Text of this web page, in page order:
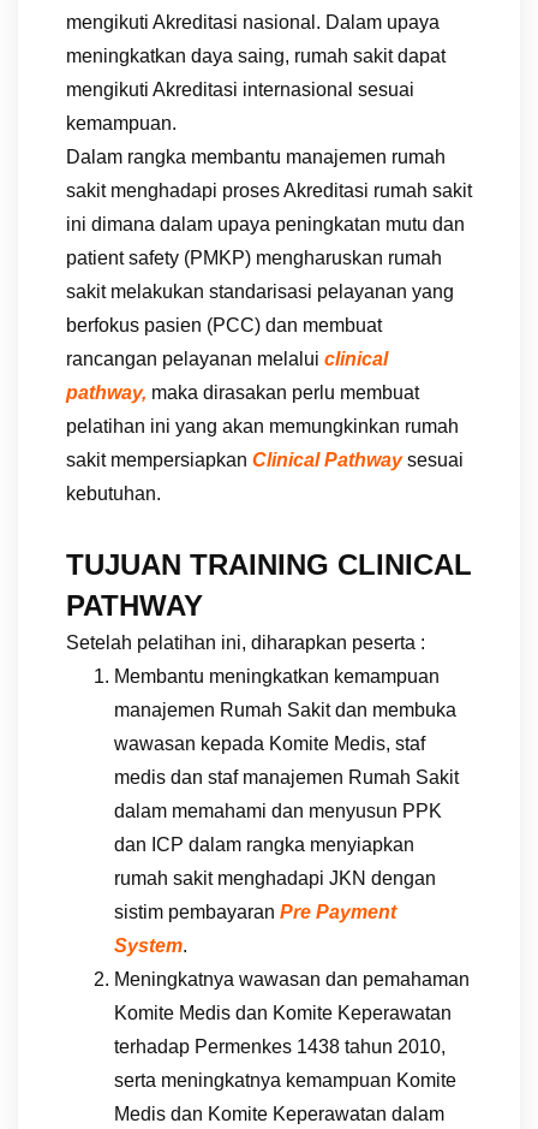
mengikuti Akreditasi nasional. Dalam upaya
meningkatkan daya saing, rumah sakit dapat
mengikuti Akreditasi internasional sesuai
kemampuan.
Dalam rangka membantu manajemen rumah
sakit menghadapi proses Akreditasi rumah sakit
ini dimana dalam upaya peningkatan mutu dan
patient safety (PMKP) mengharuskan rumah
sakit melakukan standarisasi pelayanan yang
berfokus pasien (PCC) dan membuat
rancangan pelayanan melalui clinical
pathway, maka dirasakan perlu membuat
pelatihan ini yang akan memungkinkan rumah
sakit mempersiapkan Clinical Pathwaysesuai
kebutuhan.
TUJUAN TRAINING CLINICAL
PATHWAY
Setelah pelatihan ini, diharapkan peserta :
Membantu meningkatkan kemampuan
manajemen Rumah Sakit dan membuka
wawasan kepada Komite Medis, staf
medis dan staf manajemen Rumah Sakit
dalam memahami dan menyusun PPK
dan ICP dalam rangka menyiapkan
rumah sakit menghadapi JKN dengan
sistim pembayaran Pre Payment
System.
Meningkatnya wawasan dan pemahaman
Komite Medis dan Komite Keperawatan
terhadap Permenkes 1438 tahun 2010,
serta meningkatnya kemampuan Komite
Medis dan Komite Keperawatan dalam